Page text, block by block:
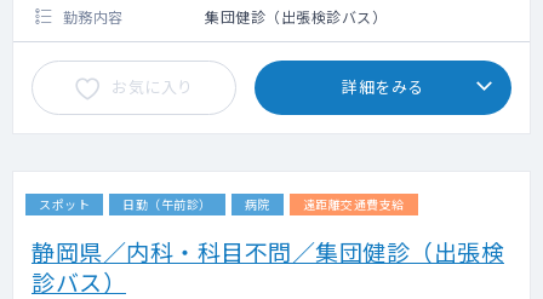
勤務内容 集団健診（出張検診バス）
お気に入り 詳細をみる
スポット 日勤（午前診） 病院 遠距離交通費支給
静岡県／内科・科目不問／集団健診（出張検
診バス）